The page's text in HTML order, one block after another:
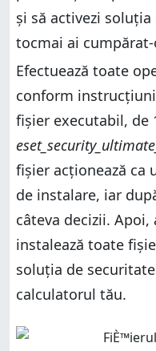
și să activezi
tocmai ai cumpărat-
Efectuează toate
conform
fișier executabil, de
fișier acționează ca
de instalare, iar
câteva decizii. Apoi,
instalează toate
soluția de
calculatorul tău.